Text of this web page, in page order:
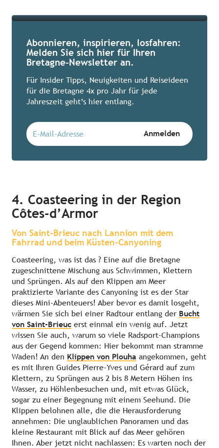
Abonnieren, inspirieren, losfahren:
Melden Sie sich hier für Ihren
Bretagne-Newsletter an.
Für Insider Tipps, Neuigkeiten und Reiseideen
für die Bretagne 4x pro Jahr für jede
Jahreszeit geht’s hier entlang.
4. Coasteering in der Region
Côtes-d’Armor
Von Saint-Brieuc nach Lannion mit dem
Fahrrad und beim Küsten-Canyoning
Coasteering, was ist das ? Eine auf die Bretagne
zugeschnittene Mischung aus Schwimmen, Klettern
und Sprüngen. Als auf den Klippen am Meer
praktizierte Variante des Canyoning ist es der Star
dieses Mini-Abenteuers! Aber bevor es damit losgeht,
wärmen Sie sich bei einer Radtour entlang der Bucht
von Saint-Brieuc erst einmal ein wenig auf. Jetzt
wissen Sie auch, warum so viele Radsport-Champions
aus der Gegend kommen: Hier bekommt man stramme
Waden! An den Klippen von Plouha angekommen, geht
es mit Ihren Guides Pierre-Yves und Gérard auf zum
Klettern, zu Sprüngen aus 2 bis 8 Metern Höhen ins
Wasser, zu Höhlenbesuchen und, mit etwas Glück,
sogar zu einer Begegnung mit einem Seehund. Die
Klippen belohnen alle, die die Herausforderung
annehmen: Die unglaublichen Panoramen und das
kleine Restaurant mit Blick auf das Meer gehören
Ihnen. Aber jetzt nicht nachlassen: Es warten noch der